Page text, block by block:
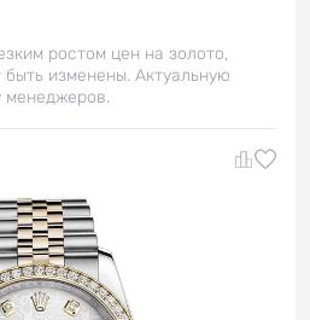
ростом цен на золото,
быть изменены. Актуальную
менеджеров.